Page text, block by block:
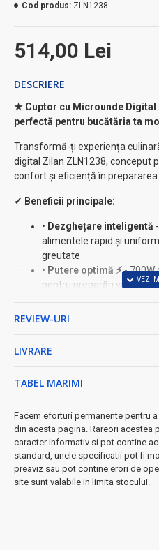
514,00 Lei
Cod produs: ZLN1238
DESCRIERE
★ Cuptor cu Microunde Digital
perfectă pentru bucătăria ta
Transformă-ți experiența
digital Zilan ZLN1238, conceput
confort și eficiență în
✓ Beneficii principale:
• Dezghețare inteligentă
alimentele rapid și
greutate
• Putere optimă ⚡- 700W
pentru preparări variate
până la 4 persoane
•Siguranță maximă
✓ Afișaj LED digital cu
✓ Temporizator digital
✓ Iluminare interioară
✓ Semnal sonor la
✓ Funcție de gătit express
REVIEW-URI
LIVRARE
TABEL MARIMI
Facem eforturi permanente pentru
din acesta pagina. Rareori acestea
caracter informativ si pot contine
standard, unele specificatii pot fi
preaviz sau pot contine erori de
site sunt valabile in limita stocului.